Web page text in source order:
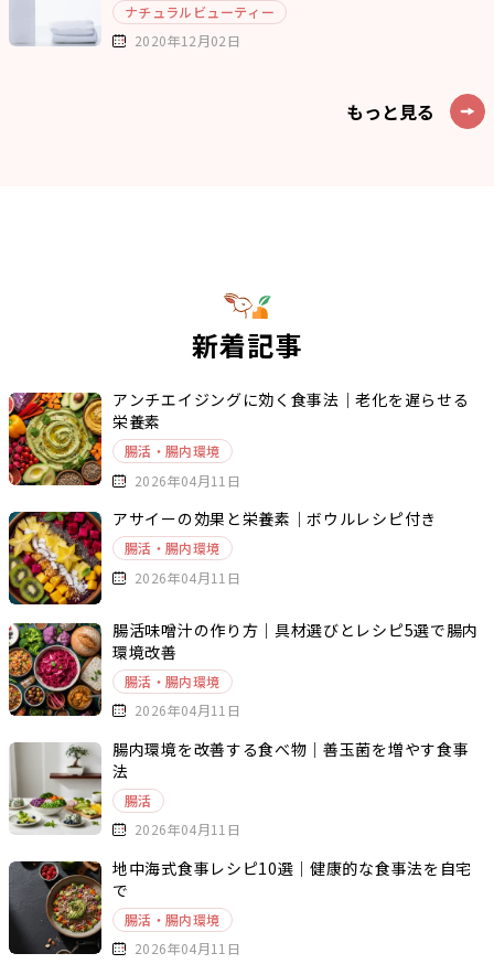
ナチュラルビューティー
2020年12月02日
もっと見る
新着記事
アンチエイジングに効く食事法｜老化を遅らせる
栄養素
腸活・腸内環境
2026年04月11日
アサイーの効果と栄養素｜ボウルレシピ付き
腸活・腸内環境
2026年04月11日
腸活味噌汁の作り方｜具材選びとレシピ5選で腸内
環境改善
腸活・腸内環境
2026年04月11日
腸内環境を改善する食べ物｜善玉菌を増やす食事
法
腸活
2026年04月11日
地中海式食事レシピ10選｜健康的な食事法を自宅
で
腸活・腸内環境
2026年04月11日